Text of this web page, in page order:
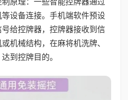
设备连接。手机端软件预设
给控牌器，控牌器接收到信
机械结构，在麻将机洗牌、
到控牌目的。